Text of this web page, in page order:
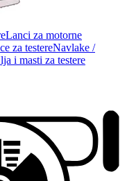
Lanci za motorne
za testereNavlake /
i masti za testere